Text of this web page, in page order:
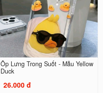
Ốp Lưng Trong Suốt - Mẫu Yellow
Duck
26.000 đ